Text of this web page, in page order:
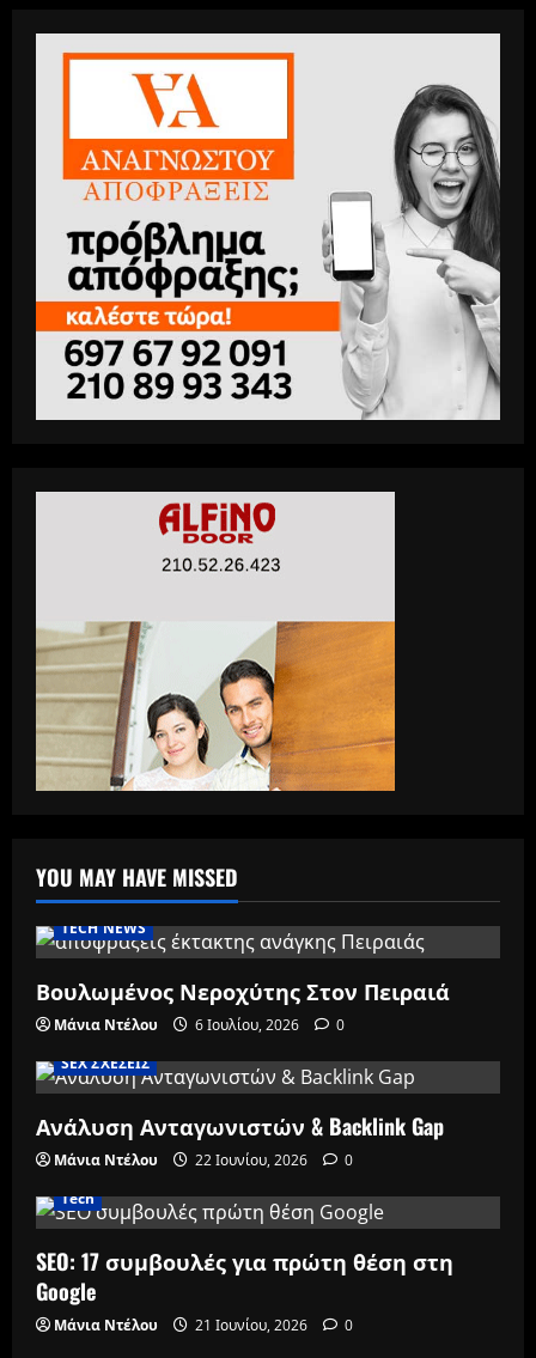
YOU MAY HAVE MISSED
TECH NEWS
Βουλωμένος Νεροχύτης Στον Πειραιά
Μάνια Ντέλου 6 Ιουλίου, 2026
0
SEX ΣΧΕΣΕΙΣ
Ανάλυση Ανταγωνιστών & Backlink Gap
Μάνια Ντέλου 22 Ιουνίου, 2026
0
Tech
SEO: 17 συμβουλές για πρώτη θέση στη
Google
Μάνια Ντέλου 21 Ιουνίου, 2026 0